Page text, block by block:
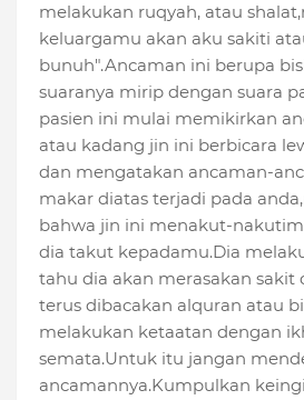
melakukan ruqyah, atau
keluargamu akan aku sakiti
bunuh".Ancaman ini berupa
suaranya mirip dengan suara
pasien ini mulai memikirkan
atau kadang jin ini berbicara
dan mengatakan ancaman-
makar diatas terjadi pada
bahwa jin ini menakut-
dia takut kepadamu.Dia
tahu dia akan merasakan sakit
terus dibacakan alquran atau
melakukan ketaatan dengan
semata.Untuk itu jangan
ancamannya.Kumpulkan